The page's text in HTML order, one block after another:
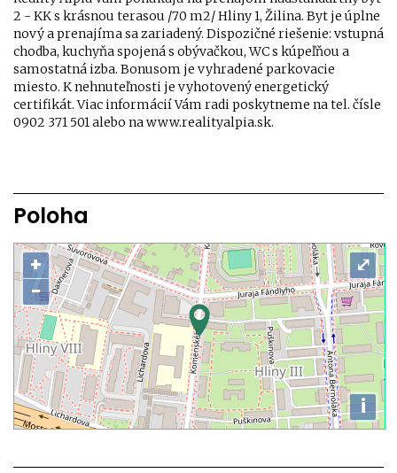
2 - KK s krásnou terasou /70 m2/ Hliny 1, Žilina. Byt je úplne
nový a prenajíma sa zariadený. Dispozičné riešenie: vstupná
chodba, kuchyňa spojená s obývačkou, WC s kúpeľňou a
samostatná izba. Bonusom je vyhradené parkovacie
miesto. K nehnuteľnosti je vyhotovený energetický
certifikát. Viac informácií Vám radi poskytneme na tel. čísle
0902 371 501 alebo na www.realityalpia.sk.
Poloha
+
−
i
⤢